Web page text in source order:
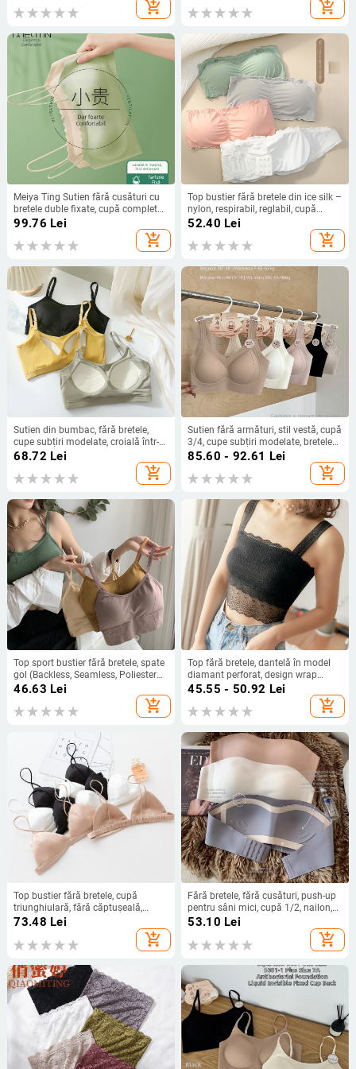
add_shopping_cart add_shopping_cart
Meiya Ting Sutien fără cusături cu
bretele duble fixate, cupă completă,
cupă turnată subțire, respirabil,
99.76 Lei
add_shopping_cart
Top bustier fără bretele din ice silk –
nylon, respirabil, reglabil, cupă
completă, stil corset
52.40 Lei
add_shopping_cart
Sutien din bumbac, fără bretele,
cupe subțiri modelate, croială într-
un singur corp, spate în formă de U
68.72 Lei
add_shopping_cart
Sutien fără armături, stil vestă, cupă
3/4, cupe subțiri modelate, bretele
duble fixe, material nylon cu
85.60 - 92.61 Lei
add_shopping_cart
Top sport bustier fără bretele, spate
gol (Backless, Seamless, Poliester
respirabil, cupe Ultra-subțiri, cupă
46.63 Lei
add_shopping_cart
Top fără bretele, dantelă în model
diamant perforat, design wrap
pentru bust, din amestec nylon
45.55 - 50.92 Lei
add_shopping_cart
Top bustier fără bretele, cupă
triunghiulară, fără căptușeală,
respirabil și confortabil
73.48 Lei
add_shopping_cart
Fără bretele, fără cusături, push-up
pentru sâni mici, cupă 1/2, nailon,
fără inele metalice, închidere spate
53.10 Lei
add_shopping_cart